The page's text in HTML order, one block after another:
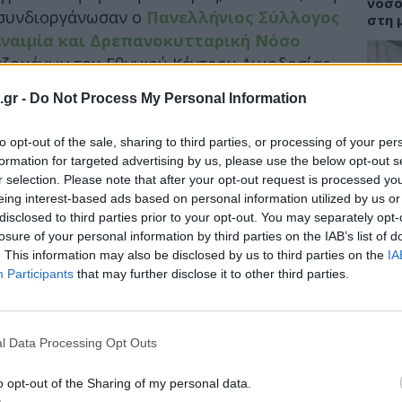
- Do Not Process My Personal Information
opt-out of the sale, sharing to third parties, or processing of your
for targeted advertising by us, please use the below opt-out
selection. Please note that after your opt-out request is processed
interest-based ads based on personal information utilized by us
to third parties prior to your opt-out. You may separately
of your personal information by third parties on the IAB’s list of
This information may also be disclosed by us to third parties on the
Participants that may further disclose it to other third parties.
Data Processing Opt Outs
opt-out of the Sharing of my personal data.
ο Πανελλήνιος Σύλλογος
και Δρεπανοκυτταρική Νόσο
του Εθνικού Κέντρου Αιμοδοσίας
αποφάσεις που -σύμφωνα με
οπισθοδρόμησηστο Εθνικό
κίνδυνο την ασφάλεια των ασθενών
πόρων από το Ταμείο Ανάκαμψης.
τύχη τουενιαίου πληροφοριακού
για ένα σύστημα που, όπως τονίστηκε,
είναι πιστοποιημένο από διεθνείς
στη
στα